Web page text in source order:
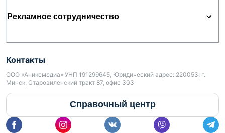
Рекламное сотрудничество
Контакты
ООО «Аниксмедиа» УНП 191299645, Юридический адрес: 220053, г.
Минск, Старовиленский тракт 87, офис 303
Справочный центр